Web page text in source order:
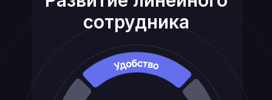
сотрудника